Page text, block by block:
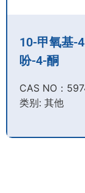
10-甲氧基-
吩-4-酮
CAS NO：
类别: 其他